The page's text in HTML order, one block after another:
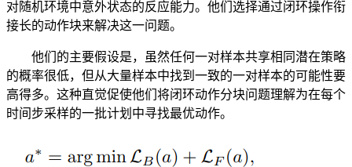
对随机环境中意外状态的反应能力。他们选择通过闭环操作衔
接长的动作块来解决这一问题。
他们的主要假设是，虽然任何一对样本共享相同潜在策略
的概率很低，但从大量样本中找到一致的一对样本的可能性要
高得多。这种直觉促使他们将闭环动作分块问题理解为在每个
时间步采样的一批计划中寻找最优动作。